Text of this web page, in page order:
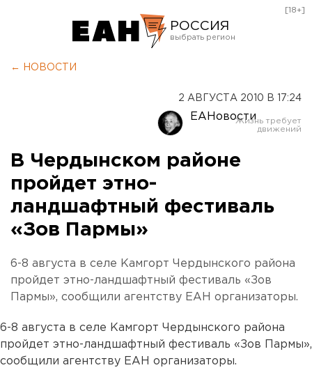
РОССИЯ
Оренбург
[18+]
← НОВОСТИ
2 АВГУСТА 2010 В 17:24
ЕАНовости
В Чердынском районе
пройдет этно-
ландшафтный фестиваль
«Зов Пармы»
6-8 августа в селе Камгорт Чердынского района
пройдет этно-ландшафтный фестиваль «Зов
Пармы», сообщили агентству ЕАН организаторы.
6-8 августа в селе Камгорт Чердынского района
пройдет этно-ландшафтный фестиваль «Зов Пармы»,
сообщили агентству ЕАН организаторы.